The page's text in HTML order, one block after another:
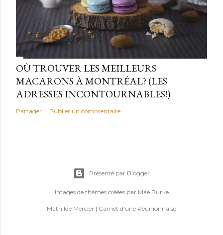
OÙ TROUVER LES MEILLEURS
MACARONS À MONTRÉAL? (LES
ADRESSES INCONTOURNABLES!)
Partager Publier un commentaire
Présenté par Blogger
Images de thèmes créées par Mae Burke
Mathilde Mercier | Carnet d'une Réunionnaise